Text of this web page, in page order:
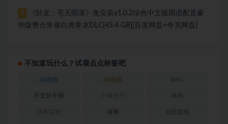
8
《卧龙：苍天陨落》免安装v1.0.2绿色中文版国语配音豪
华版整合朱雀白虎青龙DLC[45.4 GB][百度网盘+夸克网盘]
不知道玩什么？试着点点标签吧
2D画面 3D画面 RPG
不支持手柄 休闲
体验 全部游戏